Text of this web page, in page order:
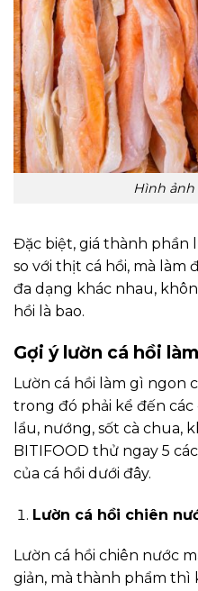
Hình ảnh
Đặc biệt, giá thành phần
so với thịt cá hồi, mà
đa dạng khác nhau,
hồi là bao.
Gợi ý lườn cá hồi
Lườn cá hồi làm gì ngon
trong đó phải kể đến
lẩu, nướng, sốt cà chua,
BITIFOOD thử ngay 5
của cá hồi dưới đây.
Lườn cá hồi chiên
Lườn cá hồi chiên nước
giản, mà thành phẩm